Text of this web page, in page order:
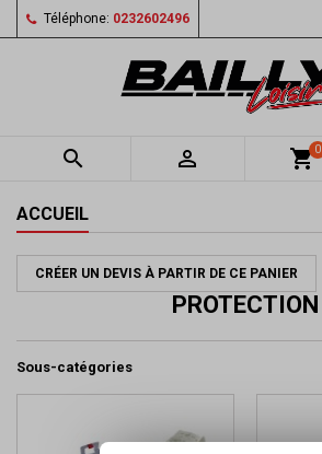
Téléphone: 0232602496
  shopping_cart0
ACCUEIL
CRÉER UN DEVIS À PARTIR DE CE PANIER
PROTECTION
Sous-catégories